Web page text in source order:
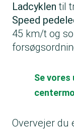
Ladcyklen til
Speed
45 km/t og
Se
Overvejer du